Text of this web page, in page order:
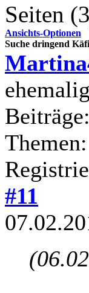
Seiten
Ansichts-Optionen
Suche dringend
#11